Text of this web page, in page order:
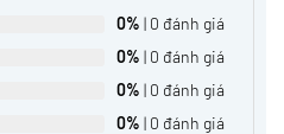
0% | 0 đánh giá
0% | 0 đánh giá
0% | 0 đánh giá
0% | 0 đánh giá